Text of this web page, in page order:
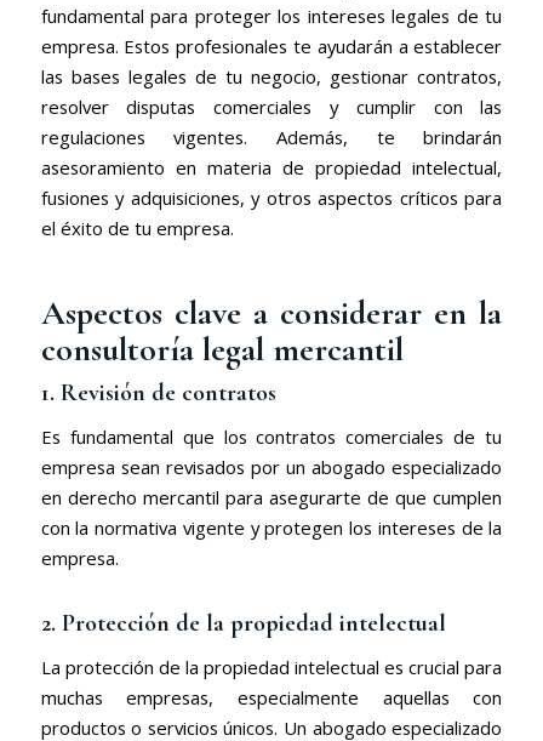
fundamental para proteger los intereses legales de tu
empresa. Estos profesionales te ayudarán a establecer
las bases legales de tu negocio, gestionar contratos,
resolver disputas comerciales y cumplir con las
regulaciones vigentes. Además, te brindarán
asesoramiento en materia de propiedad intelectual,
fusiones y adquisiciones, y otros aspectos críticos para
el éxito de tu empresa.
Aspectos clave a considerar en la
consultoría legal mercantil
1. Revisión de contratos
Es fundamental que los contratos comerciales de tu
empresa sean revisados por un abogado especializado
en derecho mercantil para asegurarte de que cumplen
con la normativa vigente y protegen los intereses de la
empresa.
2. Protección de la propiedad intelectual
La protección de la propiedad intelectual es crucial para
muchas empresas, especialmente aquellas con
productos o servicios únicos. Un abogado especializado